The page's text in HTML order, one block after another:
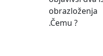
obrazloženja
.Čemu ?